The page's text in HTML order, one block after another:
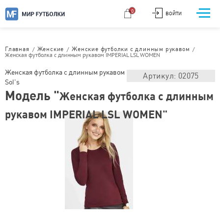
ВОЙТИ
0
Главная / Женские /Женские футболки с длинным рукавом /
Женская футболка с длинным рукавом IMPERIAL LSL WOMEN
Женская футболка с длинным рукавом
Sol's
Артикул: 02075
Модель "Женская футболка с длинным
рукавом IMPERIAL LSL WOMEN"